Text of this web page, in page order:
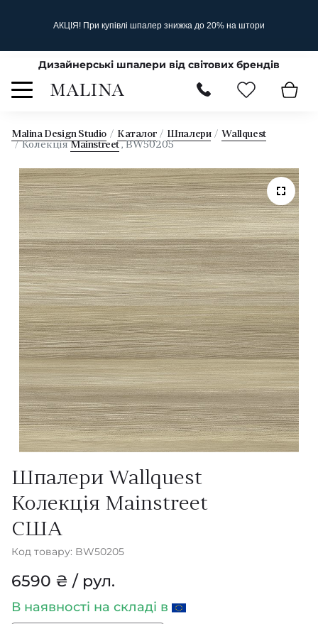
АКЦІЯ! При купівлі шпалер знижка до 20% на штори
Дизайнерські шпалери від світових брендів
Malina Design Studio Каталог Шпалери
Wallquest
Колекція Mainstreet , BW50205
Шпалери Wallquest
Колекція Mainstreet
США
Код товару: BW50205
6590 ₴ / рул.
В наявності на складі в